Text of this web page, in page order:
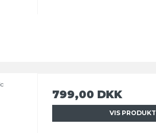
799,00 DKK
VIS PRODUKT